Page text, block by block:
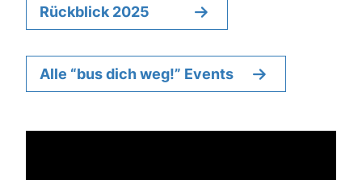
Rückblick 2025
Alle “bus dich weg!” Events